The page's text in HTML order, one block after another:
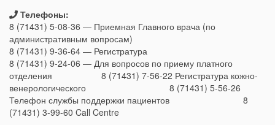
Телефоны:
8 (71431) 5-08-36 — Приемная Главного врача (по
административным вопросам)
8 (71431) 9-36-64 — Регистратура
8 (71431) 9-24-06 — Для вопросов по приему платного
отделения 8 (71431) 7-56-22 Регистратура кожно-
венерологического 8 (71431) 5-56-26
Телефон службы поддержки пациентов 8
(71431) 3-99-60 Call Centre